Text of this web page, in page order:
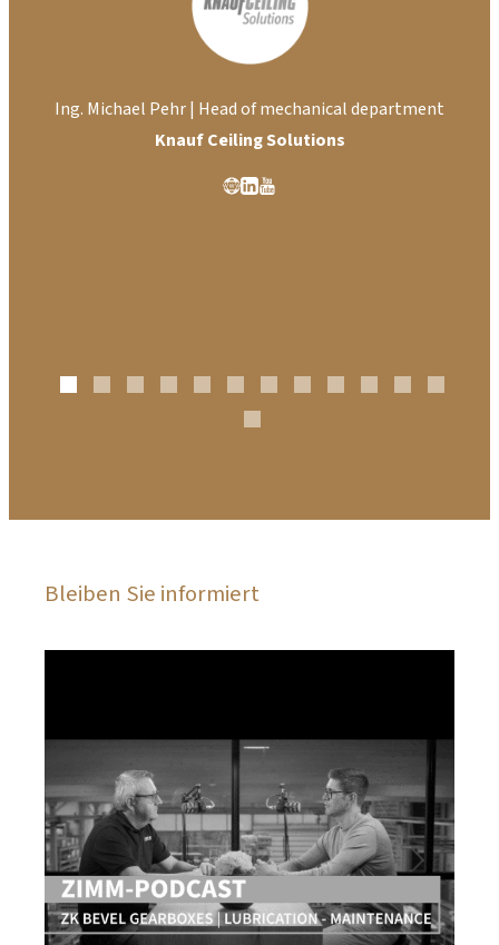
Ing. Michael Pehr | Head of mechanical department
Knauf Ceiling Solutions
Bleiben Sie informiert